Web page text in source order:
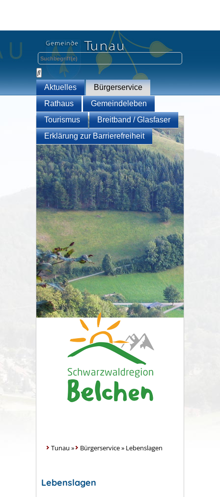
Aktuelles
Bürgerservice
Rathaus
Gemeindeleben
Tourismus
Breitband / Glasfaser
Erklärung zur Barrierefreiheit
Tunau » Bürgerservice» Lebenslagen
Lebenslagen